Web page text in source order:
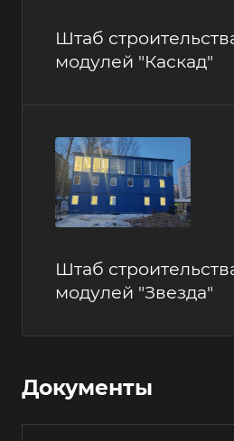
Штаб
модулей "Каскад"
Штаб
модулей "Звезда"
Документы